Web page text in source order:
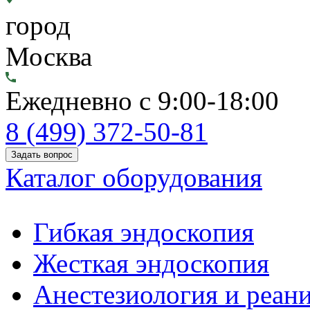
город
Москва
Ежедневно с 9:00-18:00
8 (499) 372-50-81
Задать вопрос
Каталог оборудования
Гибкая эндоскопия
Жесткая эндоскопия
Анестезиология и